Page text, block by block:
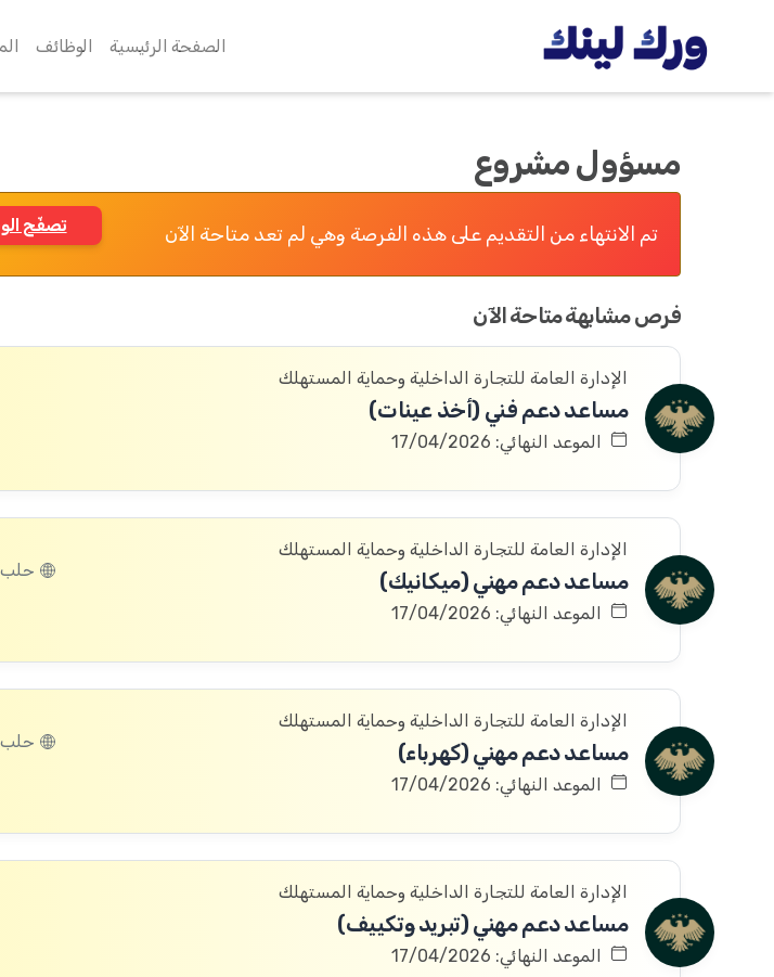
الصفحة الرئيسية الوظائف
مسؤول مشروع
تم الانتهاء من التقديم على هذه الفرصة وهي لم تعد متاحة الآن تصفّح
فرص مشابهة متاحة الآن
الإدارة العامة للتجارة الداخلية وحماية المستهلك
مساعد دعم فني (أخذ عينات)
الموعد النهائي: 17/04/2026
الإدارة العامة للتجارة الداخلية وحماية المستهلك
مساعد دعم مهني (ميكانيك)
الموعد النهائي: 17/04/2026
الإدارة العامة للتجارة الداخلية وحماية المستهلك
مساعد دعم مهني (كهرباء)
الموعد النهائي: 17/04/2026
الإدارة العامة للتجارة الداخلية وحماية المستهلك
مساعد دعم مهني (تبريد وتكييف)
الموعد النهائي: 17/04/2026